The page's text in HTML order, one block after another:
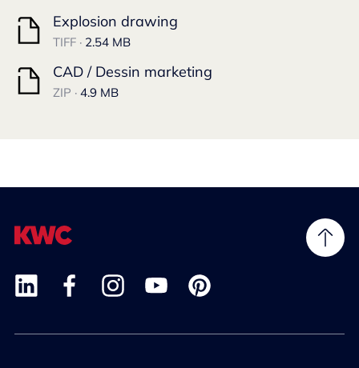
Explosion drawing
TIFF · 2.54 MB
CAD / Dessin marketing
ZIP · 4.9 MB